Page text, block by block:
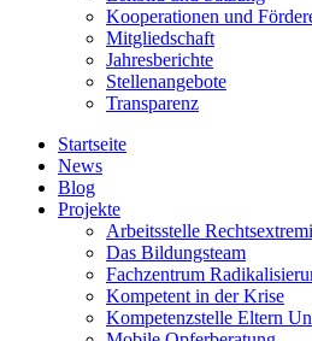
Kooperationen und
Mitgliedschaft
Jahresberichte
Stellenangebote
Transparenz
Startseite
News
Blog
Projekte
Arbeitsstelle
Das Bildungsteam
Fachzentrum
Kompetent in der Krise
Kompetenzstelle Eltern